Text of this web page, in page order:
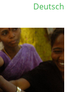
Deutsch